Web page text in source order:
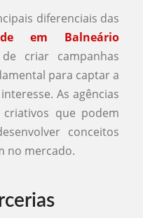
diferenciais das
em Balneário
criar campanhas
para captar a
As agências
que podem
conceitos
no mercado.